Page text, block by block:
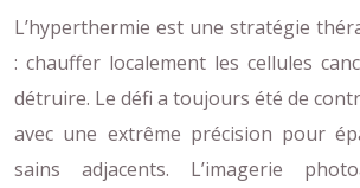
L’hyperthermie est une stratégie
: chauffer localement les cellules
détruire. Le défi a toujours été de
avec une extrême précision pour
sains adjacents. L’imagerie